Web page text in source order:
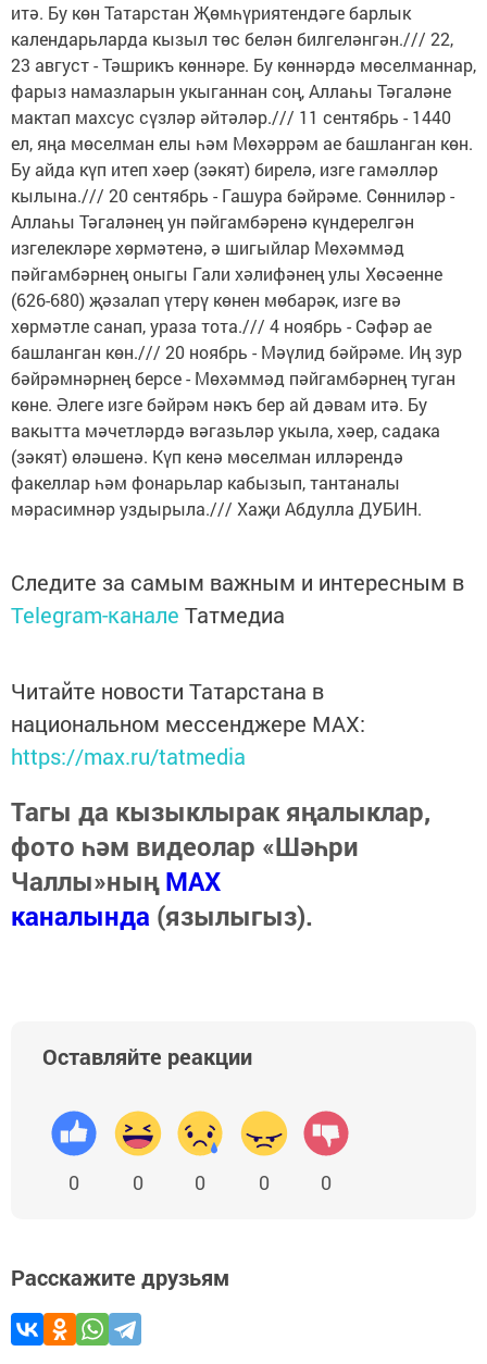
итә. Бу көн Татарстан Җөмһүриятендәге барлык
календарьларда кызыл төс белән билгеләнгән./// 22,
23 август - Тәшрикъ көннәре. Бу көннәрдә мөселманнар,
фарыз намазларын укыганнан соң, Аллаһы Тәгаләне
мактап махсус сүзләр әйтәләр./// 11 сентябрь - 1440
ел, яңа мөселман елы һәм Мөхәррәм ае башланган көн.
Бу айда күп итеп хәер (зәкят) бирелә, изге гамәлләр
кылына./// 20 сентябрь - Гашура бәйрәме. Сөнниләр -
Аллаһы Тәгаләнең ун пәйгамбәренә күндерелгән
изгелекләре хөрмәтенә, ә шигыйлар Мөхәммәд
пәйгамбәрнең оныгы Гали хәлифәнең улы Хөсәенне
(626-680) җәзалап үтерү көнен мөбарәк, изге вә
хөрмәтле санап, ураза тота./// 4 ноябрь - Сәфәр ае
башланган көн./// 20 ноябрь - Мәүлид бәйрәме. Иң зур
бәйрәмнәрнең берсе - Мөхәммәд пәйгамбәрнең туган
көне. Әлеге изге бәйрәм нәкъ бер ай дәвам итә. Бу
вакытта мәчетләрдә вәгазьләр укыла, хәер, садака
(зәкят) өләшенә. Күп кенә мөселман илләрендә
факеллар һәм фонарьлар кабызып, тантаналы
мәрасимнәр уздырыла./// Хаҗи Абдулла ДУБИН.
Следите за самым важным и интересным в
Telegram-канале Татмедиа
Читайте новости Татарстана в
национальном мессенджере MАХ:
https://max.ru/tatmedia
Тагы да кызыклырак яңалыклар,
фото һәм видеолар «Шәһри
Чаллы»ныңMAX
каналында (язылыгыз).
Оставляйте реакции
0 0 0 0 0
Расскажите друзьям